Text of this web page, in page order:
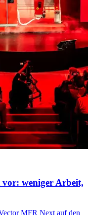
weniger Arbeit,
MFR Next auf den